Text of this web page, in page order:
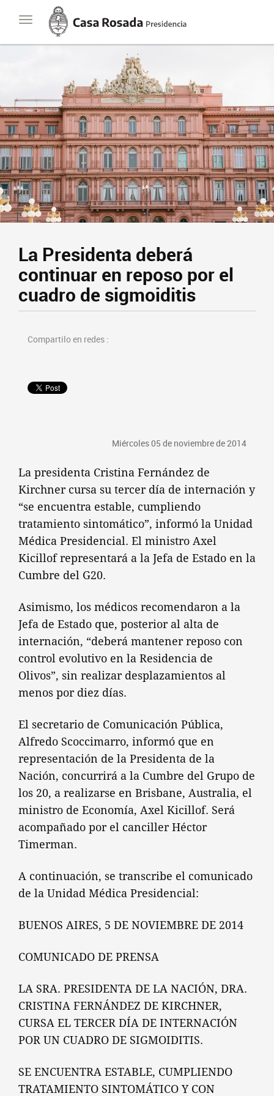
Toggle
navigation
Casa
Rosada
Presidencia
de
La Presidenta deberá
continuar en reposo por el
cuadro de sigmoiditis
Compartilo en redes :
Miércoles 05 de noviembre de 2014
La presidenta Cristina Fernández de
Kirchner cursa su tercer día de internación y
“se encuentra estable, cumpliendo
tratamiento sintomático”, informó la Unidad
Médica Presidencial. El ministro Axel
Kicillof representará a la Jefa de Estado en la
Cumbre del G20.
Asimismo, los médicos recomendaron a la
Jefa de Estado que, posterior al alta de
internación, “deberá mantener reposo con
control evolutivo en la Residencia de
Olivos”, sin realizar desplazamientos al
menos por diez días.
El secretario de Comunicación Pública,
Alfredo Scoccimarro, informó que en
representación de la Presidenta de la
Nación, concurrirá a la Cumbre del Grupo de
los 20, a realizarse en Brisbane, Australia, el
ministro de Economía, Axel Kicillof. Será
acompañado por el canciller Héctor
Timerman.
A continuación, se transcribe el comunicado
de la Unidad Médica Presidencial:
BUENOS AIRES, 5 DE NOVIEMBRE DE 2014
COMUNICADO DE PRENSA
LA SRA. PRESIDENTA DE LA NACIÓN, DRA.
CRISTINA FERNÁNDEZ DE KIRCHNER,
CURSA EL TERCER DÍA DE INTERNACIÓN
POR UN CUADRO DE SIGMOIDITIS.
SE ENCUENTRA ESTABLE, CUMPLIENDO
TRATAMIENTO SINTOMÁTICO Y CON